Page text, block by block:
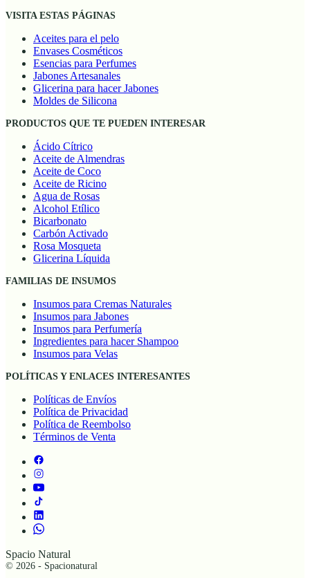
VISITA ESTAS PÁGINAS
Aceites para el pelo
Envases Cosméticos
Esencias para Perfumes
Jabones Artesanales
Glicerina para hacer Jabones
Moldes de Silicona
PRODUCTOS QUE TE PUEDEN INTERESAR
Ácido Cítrico
Aceite de Almendras
Aceite de Coco
Aceite de Ricino
Agua de Rosas
Alcohol Etílico
Bicarbonato
Carbón Activado
Rosa Mosqueta
Glicerina Líquida
FAMILIAS DE INSUMOS
Insumos para Cremas Naturales
Insumos para Jabones
Insumos para Perfumería
Ingredientes para hacer Shampoo
Insumos para Velas
POLÍTICAS Y ENLACES INTERESANTES
Políticas de Envíos
Política de Privacidad
Política de Reembolso
Términos de Venta
Spacio Natural
© 2026 - Spacionatural